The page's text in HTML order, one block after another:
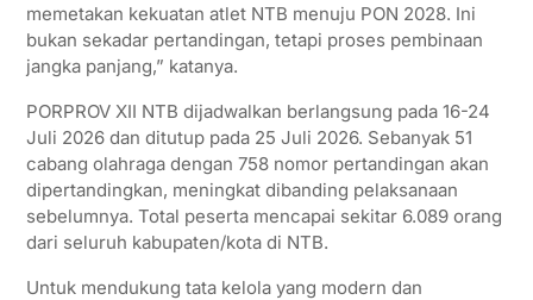
memetakan kekuatan atlet NTB menuju PON 2028. Ini
bukan sekadar pertandingan, tetapi proses pembinaan
jangka panjang,” katanya.
PORPROV XII NTB dijadwalkan berlangsung pada 16-24
Juli 2026 dan ditutup pada 25 Juli 2026. Sebanyak 51
cabang olahraga dengan 758 nomor pertandingan akan
dipertandingkan, meningkat dibanding pelaksanaan
sebelumnya. Total peserta mencapai sekitar 6.089 orang
dari seluruh kabupaten/kota di NTB.
Untuk mendukung tata kelola yang modern dan